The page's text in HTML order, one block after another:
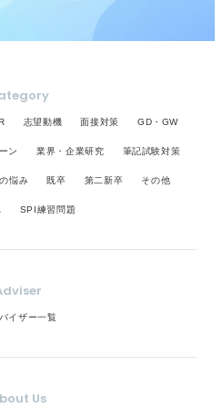
志望動機 面接対策 GD・GW
ン 業界・企業研究 筆記試験対策
悩み 既卒 第二新卒 その他
SPI練習問題
イザー一覧
Us